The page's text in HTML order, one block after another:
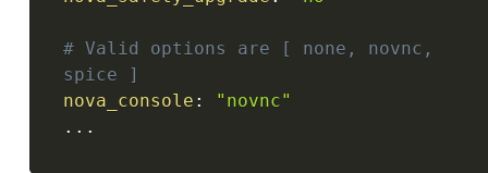
# Valid options are [ none, novnc,
spice ]
nova_console :
"novnc"
...